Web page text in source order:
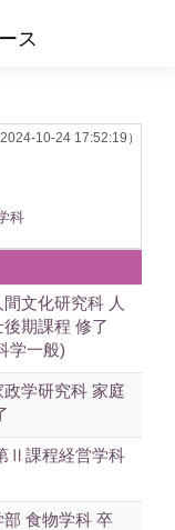
ス
10-24 17:52:19）
科
文化研究科 人
期課程 修了
学一般)
学研究科 家庭
Ⅱ課程経営学科
食物学科 卒